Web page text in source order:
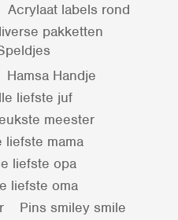
Acrylaat labels rond
pakketten
Hamsa Handje
liefste juf
meester
liefste mama
liefste opa
liefste oma
Pins smiley smile